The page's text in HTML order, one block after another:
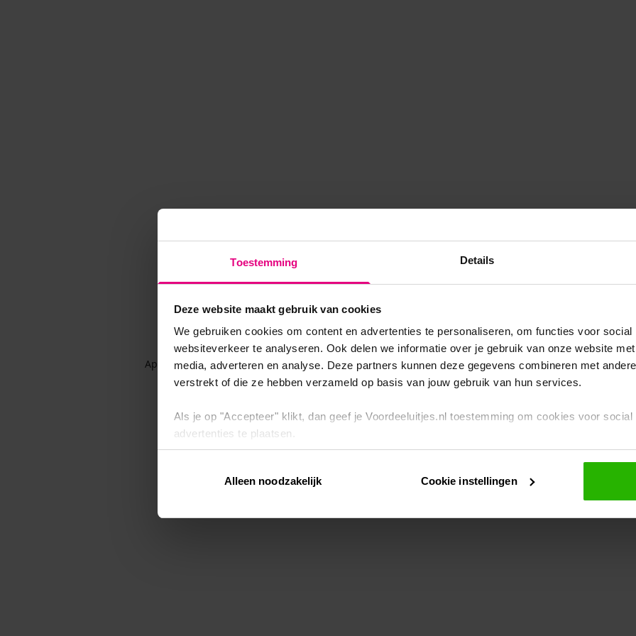
Toestemming Details
Deze website maakt gebruik van cookies
We gebruiken cookies om content en advertenties te personaliseren, om functies voor
websiteverkeer te analyseren. Ook delen we informatie over je gebruik van onze website
media, adverteren en analyse. Deze partners kunnen deze gegevens combineren met
verstrekt of die ze hebben verzameld op basis van jouw gebruik van hun services.
Als je op "Accepteer" klikt, dan geef je Voordeeluitjes.nl toestemming om cookies voor
advertenties te plaatsen.
Via "Cookie instellingen" kun je ook zelf instellen welke cookies worden geplaatst. Je kunt je
intrekken op onscookiebeleid.
Alleen noodzakelijk Cookie instellingen
Application error: a client-side exception has occurred while loadingwww.voordeeluitjes.nl (see the